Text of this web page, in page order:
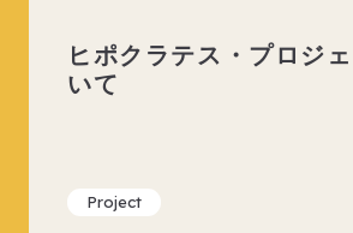
ヒポクラテス・プロジ
いて
Project